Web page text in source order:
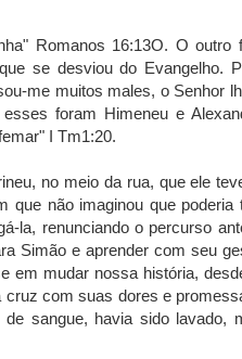
Romanos 16:13O. O outro
se desviou do Evangelho.
me muitos males, o Senhor
foram Himeneu e
I Tm1:20.
no meio da rua, que ele
que não imaginou que poderia
la, renunciando o percurso
Simão e aprender com seu
em mudar nossa história,
com suas dores e
sangue, havia sido lavado,